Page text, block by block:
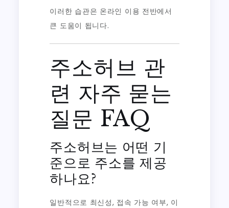
이러한 습관은 온라인 이용 전반에서
큰 도움이 됩니다.
주소허브 관
련 자주 묻는
질문 FAQ
주소허브는 어떤 기
준으로 주소를 제공
하나요?
일반적으로 최신성, 접속 가능 여부, 이